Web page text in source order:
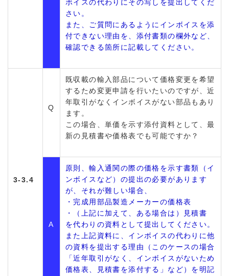
ボイスの代わりにその写しを提出してくだ
さい。
また、ご質問にあるようにインボイスを添
付できない理由を、添付書類の欄外など、
確認できる箇所に記載してください。
3-3.4
Q
既収載の輸入部品について価格変更を希望
するため変更申請を行いたいのですが、近
年取引がなくインボイスがない部品もあり
ます。
この場合、単価を示す添付資料として、最
新の見積書や価格表でも可能ですか？
A
原則、輸入通関の際の価格を示す書類（イ
ンボイスなど）の提出の必要があります
が、それが難しい場合、
・完成用部品製造メーカーの価格表
・（上記に加えて、ある場合は）見積書
を代わりの資料として提出してください。
また上記資料に、インボイスの代わりに他
の資料を提出する理由（このケースの場合
「近年取引がなく、インボイスがないため
価格表、見積書を添付する」など）を明記